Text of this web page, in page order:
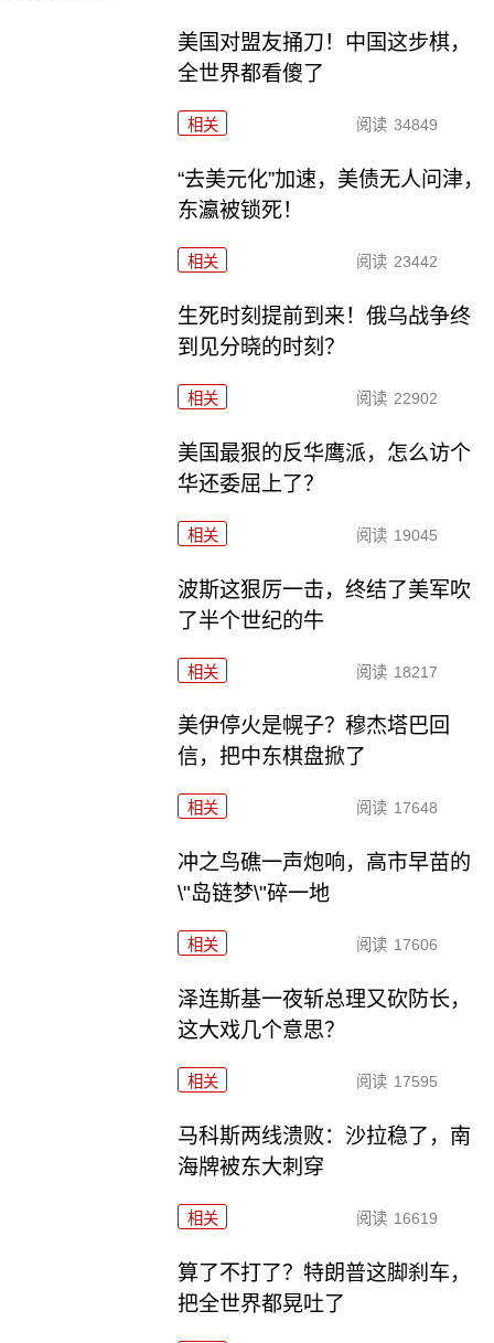
美国对盟友捅刀！中国这步棋，
全世界都看傻了
相关 阅读 34849
“去美元化”加速，美债无人问津，
东瀛被锁死！
相关 阅读 23442
生死时刻提前到来！俄乌战争终
到见分晓的时刻？
相关 阅读 22902
美国最狠的反华鹰派，怎么访个
华还委屈上了？
相关 阅读 19045
波斯这狠厉一击，终结了美军吹
了半个世纪的牛
相关 阅读 18217
美伊停火是幌子？穆杰塔巴回
信，把中东棋盘掀了
相关 阅读 17648
冲之鸟礁一声炮响，高市早苗的
\"岛链梦\"碎一地
相关 阅读 17606
泽连斯基一夜斩总理又砍防长，
这大戏几个意思？
相关 阅读 17595
马科斯两线溃败：沙拉稳了，南
海牌被东大刺穿
相关 阅读 16619
算了不打了？特朗普这脚刹车，
把全世界都晃吐了